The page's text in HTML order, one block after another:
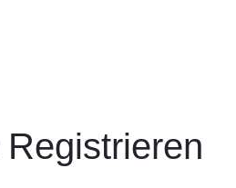
Registrieren